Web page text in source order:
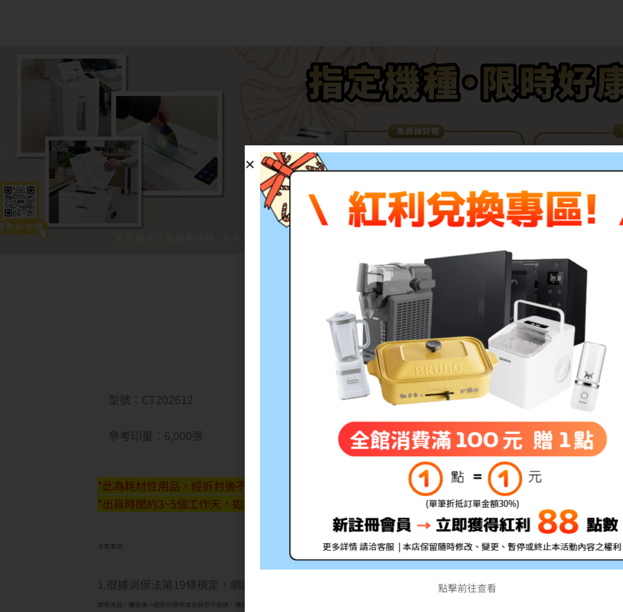
描述 評價 (0)
原廠高容量洋紅色碳粉匣
型號：CT202612 適用機型：DocuPrint CP315dw/CM315z
參考印量：6,000張 備註:所有的印量均是在A4紙張上列印5%的覆蓋率計算
*此為耗材性用品，經拆封後不予退貨(除新品不良)，拆封前請務必確認清楚型號!!
*出貨時間約3~5個工作天，如遇缺貨將另行通知
注意事項:
1.根據消保法第19條規定，網路購物消費者均享有商品到貨 七天鑑賞期（非試用期）之權益。如欲試用請至原廠展示中心試用；3C商品如電腦
類等商品，購買後一經拆封使用或安裝恕不退換，購買前應詳閱原廠之商品規格說明，本公司不接受購買試用後不滿意商品之理由退貨。購買前請務必確認機型是否為您所需！
點擊前往查看